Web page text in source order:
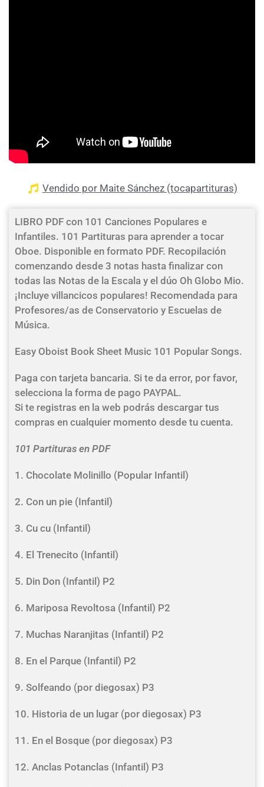
Vendido por Maite Sánchez (tocapartituras)
LIBRO PDF con 101 Canciones Populares e
Infantiles. 101 Partituras para aprender a tocar
Oboe. Disponible en formato PDF. Recopilación
comenzando desde 3 notas hasta finalizar con
todas las Notas de la Escala y el dúo Oh Globo Mio.
¡Incluye villancicos populares! Recomendada para
Profesores/as de Conservatorio y Escuelas de
Música.
Easy Oboist Book Sheet Music 101 Popular Songs.
Paga con tarjeta bancaria. Si te da error, por favor,
selecciona la forma de pago PAYPAL.
Si te registras en la web podrás descargar tus
compras en cualquier momento desde tu cuenta.
101 Partituras en PDF
1. Chocolate Molinillo (Popular Infantil)
2. Con un pie (Infantil)
3. Cu cu (Infantil)
4. El Trenecito (Infantil)
5. Din Don (Infantil) P2
6. Mariposa Revoltosa (Infantil) P2
7. Muchas Naranjitas (Infantil) P2
8. En el Parque (Infantil) P2
9. Solfeando (por diegosax) P3
10. Historia de un lugar (por diegosax) P3
11. En el Bosque (por diegosax) P3
12. Anclas Potanclas (Infantil) P3